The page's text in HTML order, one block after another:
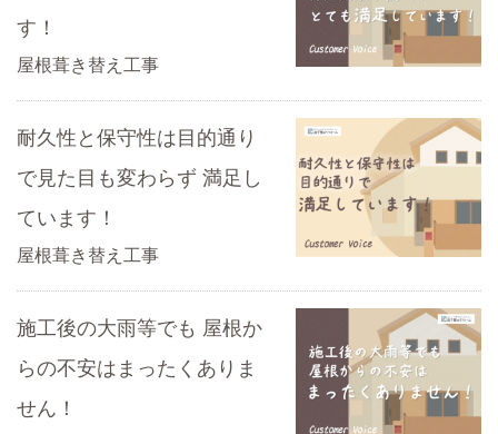
す！
屋根葺き替え工事
耐久性と保守性は目的通り
で見た目も変わらず 満足し
ています！
屋根葺き替え工事
施工後の大雨等でも 屋根か
らの不安はまったくありま
せん！